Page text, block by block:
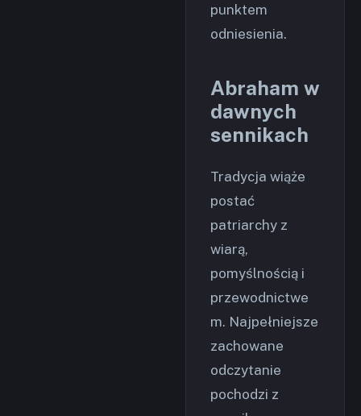
punktem
odniesienia.
Abraham w
dawnych
sennikach
Tradycja wiąże
postać
patriarchy z
wiarą,
pomyślnością i
przewodnictwe
m. Najpełniejsze
zachowane
odczytanie
pochodzi z